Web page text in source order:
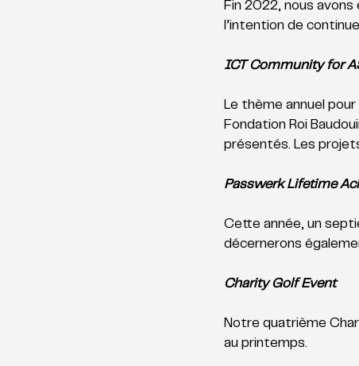
Fin 2022, nous
l’intention de
ICT Community for
Le thème annuel
Fondation Roi
présentés. Les
Passwerk Lifetime
Cette année, un
décernerons
Charity Golf Event
Notre quatrième
au printemps.